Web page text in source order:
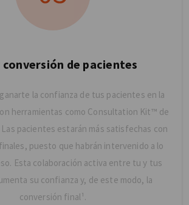
conversión de pacientes
la confianza de tus pacientes en la
herramientas como Consultation Kit™ de
Las pacientes estarán más satisfechas con
puesto que habrán intervenido a lo
Esta colaboración activa entre tu y tus
su confianza y, de este modo, la
conversión final¹.